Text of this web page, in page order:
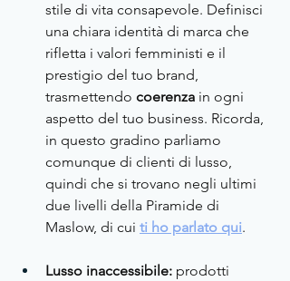
stile di vita consapevole. Definisci
una chiara identità di marca che
rifletta i valori femministi e il
prestigio del tuo brand,
trasmettendo coerenza in ogni
aspetto del tuo business. Ricorda,
in questo gradino parliamo
comunque di clienti di lusso,
quindi che si trovano negli ultimi
due livelli della Piramide di
Maslow, di cui ti ho parlato qui.
Lusso inaccessibile: prodotti